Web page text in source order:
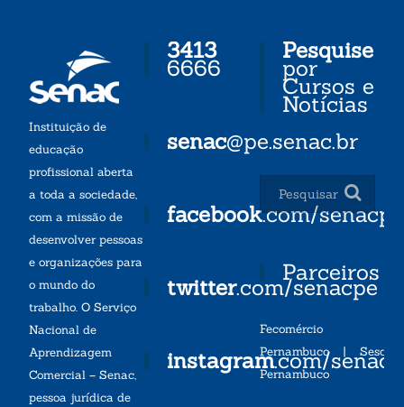
Instituição de
educação
profissional aberta
a toda a sociedade,
com a missão de
desenvolver pessoas
e organizações para
o mundo do
trabalho. O Serviço
Nacional de
Aprendizagem
Comercial – Senac,
pessoa jurídica de
3413
6666
senac@pe.senac.br
facebook.com/senacpe
twitter.com/senacpe
instagram.com/
Pesquise
por
Cursos e
Notícias
Parceiros
Fecomércio
Pernambuco| Sesc
Pernambuco